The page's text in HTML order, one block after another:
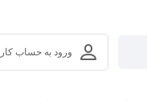
ورود به حساب